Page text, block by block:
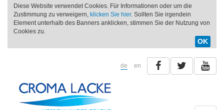
Diese Website verwendet Cookies. Für Informationen oder um die
Zustimmung zu verweigern, klicken Sie hier. Sollten Sie irgendein
Element unterhalb des Banners anklicken, stimmen Sie der Nutzung von
Cookies zu.
OK
de en